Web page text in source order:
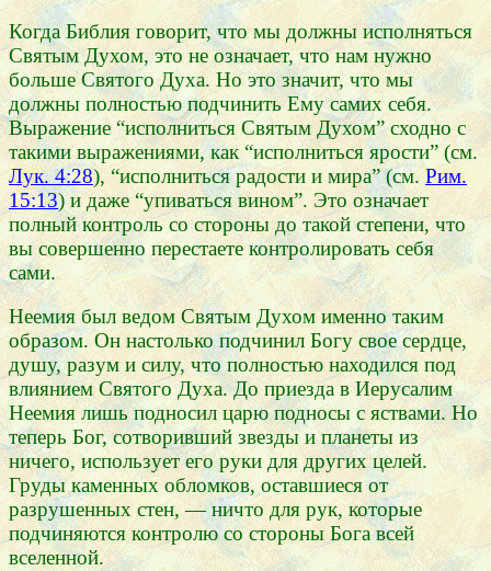
Когда Библия говорит, что мы должны исполняться
Святым Духом, это не означает, что нам нужно
больше Святого Духа. Но это значит, что мы
должны полностью подчинить Ему самих себя.
Выражение “исполниться Святым Духом” сходно с
такими выражениями, как “исполниться ярости” (см.
Лук. 4:28), “исполниться радости и мира” (см.Рим.
15:13) и даже “упиваться вином”. Это означает
полный контроль со стороны до такой степени, что
вы совершенно перестаете контролировать себя
сами.
Неемия был ведом Святым Духом именно таким
образом. Он настолько подчинил Богу свое сердце,
душу, разум и силу, что полностью находился под
влиянием Святого Духа. До приезда в Иерусалим
Неемия лишь подносил царю подносы с яствами. Но
теперь Бог, сотворивший звезды и планеты из
ничего, использует его руки для других целей.
Груды каменных обломков, оставшиеся от
разрушенных стен, — ничто для рук, которые
подчиняются контролю со стороны Бога всей
вселенной.